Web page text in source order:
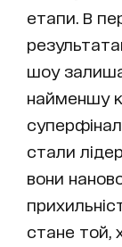
етапи. В
шоу
найменшу
стали
вони
стане той,